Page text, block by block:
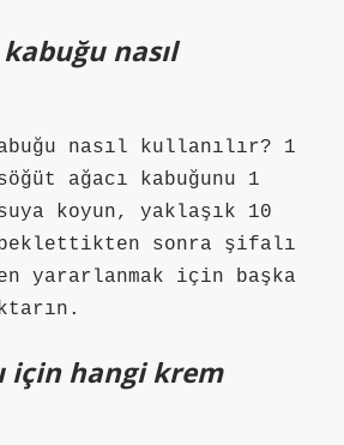
nasıl
nasıl kullanılır? 1
ağacı kabuğunu 1
koyun, yaklaşık 10
sonra şifalı
yararlanmak için başka
için hangi krem